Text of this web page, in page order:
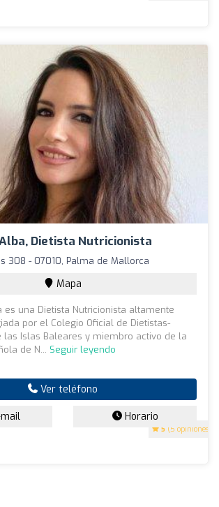
Dietista Nutricionista
5 (5 opiniones)
308 - 07010, Palma de Mallorca
Mapa
es una Dietista Nutricionista altamente
por el Colegio Oficial de Dietistas-
las Islas Baleares y miembro activo de la
de N... Seguir leyendo
Ver teléfono
Horario